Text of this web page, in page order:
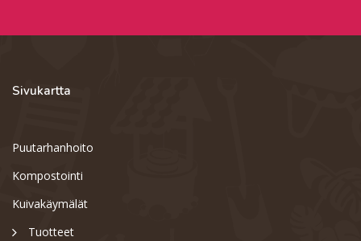
Sivukartta
Puutarhanhoito
Kompostointi
Kuivakäymälät
Tuotteet